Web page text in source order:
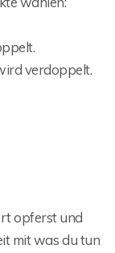
verdoppelt.
opferst und
mit was du tun